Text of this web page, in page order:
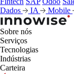
Dados
IA Mobile
Sobre nós
Serviços
Tecnologias
Indústrias
Carteira